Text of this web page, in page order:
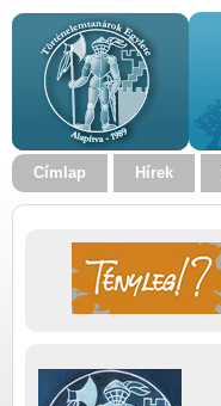
Címlap Hírek